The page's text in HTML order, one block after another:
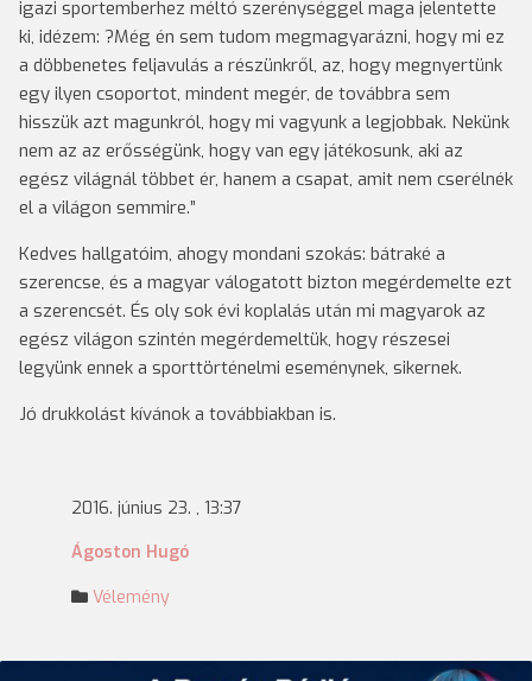
igazi sportemberhez méltó szerénységgel maga jelentette
ki, idézem: ?Még én sem tudom megmagyarázni, hogy mi ez
a döbbenetes feljavulás a részünkről, az, hogy megnyertünk
egy ilyen csoportot, mindent megér, de továbbra sem
hisszük azt magunkról, hogy mi vagyunk a legjobbak. Nekünk
nem az az erősségünk, hogy van egy játékosunk, aki az
egész világnál többet ér, hanem a csapat, amit nem cserélnék
el a világon semmire.”
Kedves hallgatóim, ahogy mondani szokás: bátraké a
szerencse, és a magyar válogatott bizton megérdemelte ezt
a szerencsét. És oly sok évi koplalás után mi magyarok az
egész világon szintén megérdemeltük, hogy részesei
legyünk ennek a sporttörténelmi eseménynek, sikernek.
Jó drukkolást kívánok a továbbiakban is.
2016. június 23. , 13:37
Ágoston Hugó
Vélemény